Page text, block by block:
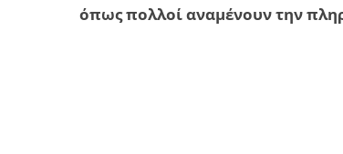
όπως πολλοί αναμένουν την